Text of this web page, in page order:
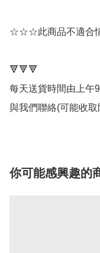
☆☆☆此商品不適合情
🔻🔻🔻
每天送貨時間由上午
你可能感興趣的